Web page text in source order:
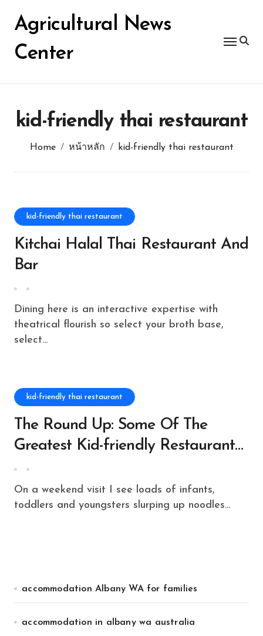
contentAgricultural News
Center
kid-friendly thai restaurant
Home หน้าหลัก kid-friendly thai restaurant
kid-friendly thai restaurant
Kitchai Halal Thai Restaurant And
Bar
Dining here is an interactive expertise with
theatrical flourish so select your broth base,
select...
kid-friendly thai restaurant
The Round Up: Some Of The
Greatest Kid-friendly Restaurants
On The Gold Coast Meals News
On a weekend visit I see loads of infants,
toddlers and youngsters slurping up noodles...
accommodation Albany WA for families
accommodation in albany wa australia